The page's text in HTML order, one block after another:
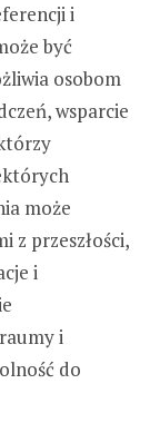
i
być
osobom
wsparcie
może
z przeszłości,
i
i
do